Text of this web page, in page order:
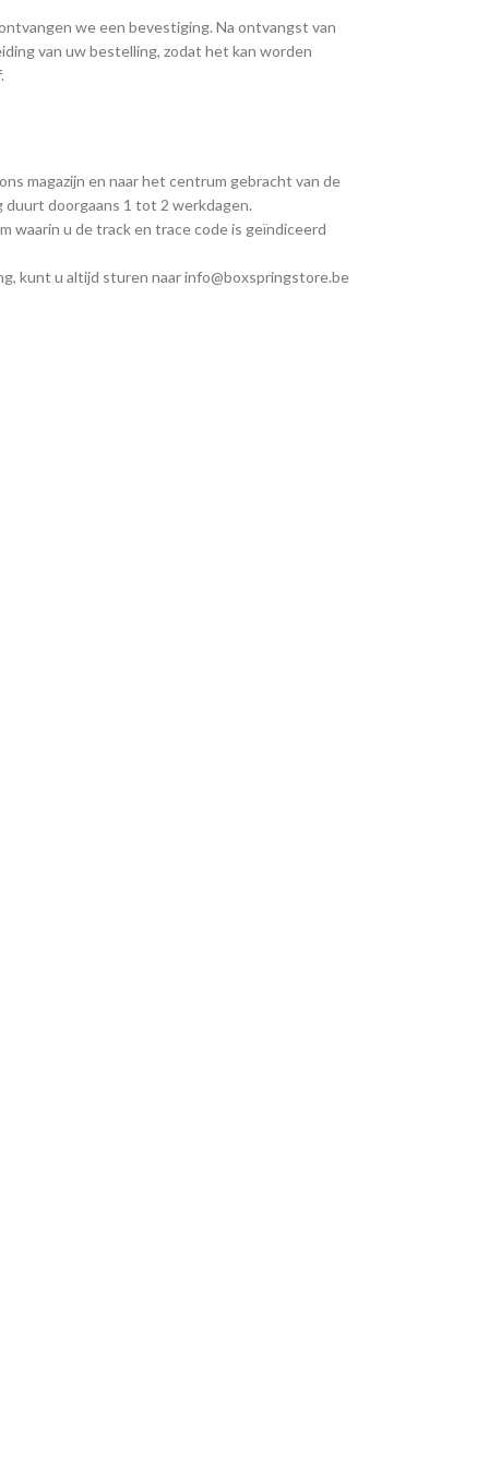
we een bevestiging. Na ontvangst van
van uw bestelling, zodat het kan worden
magazijn en naar het centrum gebracht van de
duurt doorgaans 1 tot 2 werkdagen.
waarin u de track en trace code is geïndiceerd
kunt u altijd sturen naar info@boxspringstore.be